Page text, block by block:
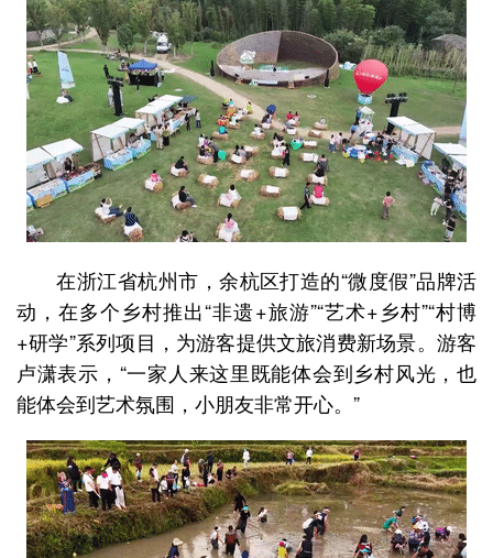
在浙江省杭州市，余杭区打造的“微度假”品牌活
动，在多个乡村推出“非遗+旅游”“艺术+乡村”“村博
+研学”系列项目，为游客提供文旅消费新场景。游客
卢潇表示，“一家人来这里既能体会到乡村风光，也
能体会到艺术氛围，小朋友非常开心。”